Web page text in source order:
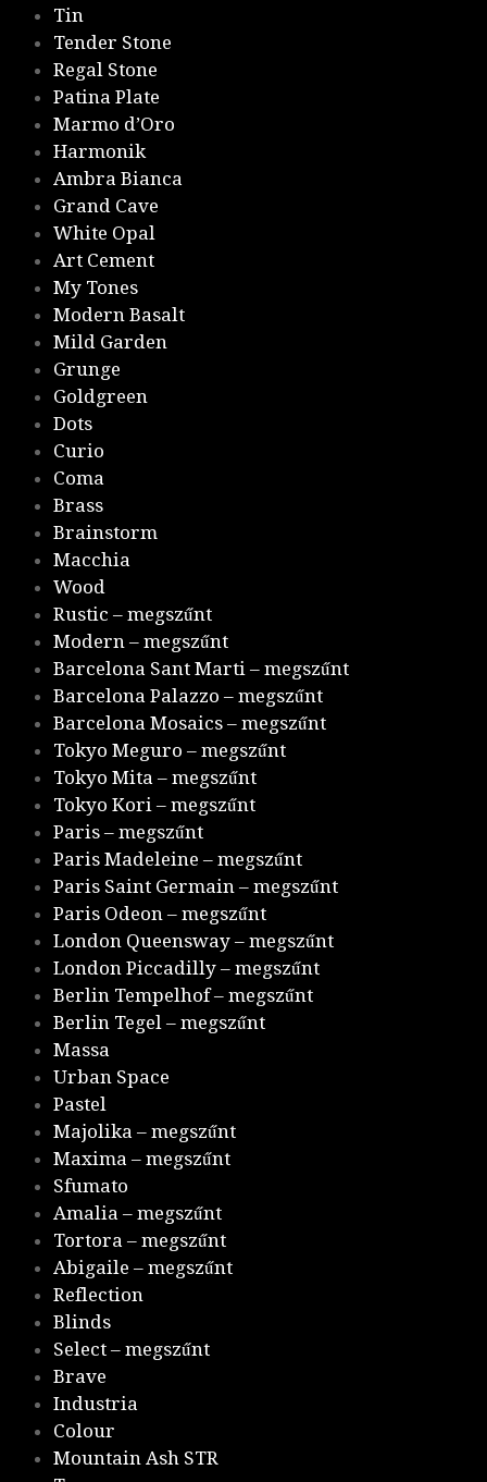
Tin
Tender Stone
Regal Stone
Patina Plate
Marmo d’Oro
Harmonik
Ambra Bianca
Grand Cave
White Opal
Art Cement
My Tones
Modern Basalt
Mild Garden
Grunge
Goldgreen
Dots
Curio
Coma
Brass
Brainstorm
Macchia
Wood
Rustic – megszűnt
Modern – megszűnt
Barcelona Sant Marti – megszűnt
Barcelona Palazzo – megszűnt
Barcelona Mosaics – megszűnt
Tokyo Meguro – megszűnt
Tokyo Mita – megszűnt
Tokyo Kori – megszűnt
Paris – megszűnt
Paris Madeleine – megszűnt
Paris Saint Germain – megszűnt
Paris Odeon – megszűnt
London Queensway – megszűnt
London Piccadilly – megszűnt
Berlin Tempelhof – megszűnt
Berlin Tegel – megszűnt
Massa
Urban Space
Pastel
Majolika – megszűnt
Maxima – megszűnt
Sfumato
Amalia – megszűnt
Tortora – megszűnt
Abigaile – megszűnt
Reflection
Blinds
Select – megszűnt
Brave
Industria
Colour
Mountain Ash STR